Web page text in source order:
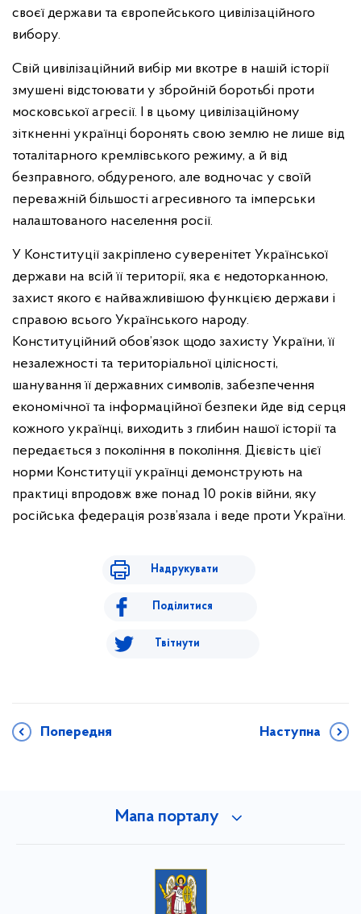
своєї держави та європейського цивілізаційного
вибору.
Свій цивілізаційний вибір ми вкотре в нашій історії
змушені відстоювати у збройній боротьбі проти
московської агресії. І в цьому цивілізаційному
зіткненні українці боронять свою землю не лише від
тоталітарного кремлівського режиму, а й від
безправного, обдуреного, але водночас у своїй
переважній більшості агресивного та імперськи
налаштованого населення росії.
У Конституції закріплено суверенітет Української
держави на всій її території, яка є недоторканною,
захист якого є найважливішою функцією держави і
справою всього Українського народу.
Конституційний обов’язок щодо захисту України, її
незалежності та територіальної цілісності,
шанування її державних символів, забезпечення
економічної та інформаційної безпеки йде від серця
кожного українці, виходить з глибин нашої історії та
передається з покоління в покоління. Дієвість цієї
норми Конституції українці демонструють на
практиці впродовж вже понад 10 років війни, яку
російська федерація розв’язала і веде проти України.
Надрукувати
Поділитися
Твітнути
Попередня Наступна
Мапа порталу